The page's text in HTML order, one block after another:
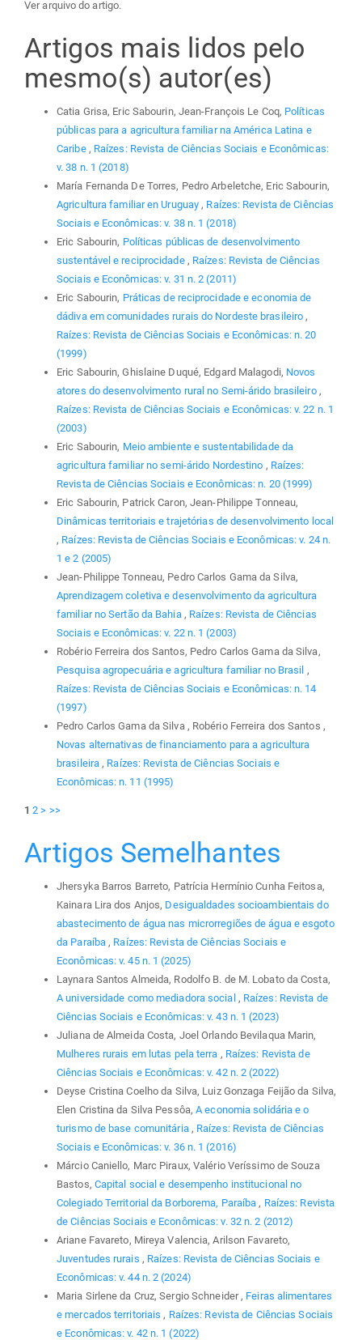
Ver arquivo do artigo.
Artigos mais lidos pelo
mesmo(s) autor(es)
Catia Grisa, Eric Sabourin, Jean-François Le Coq, Políticas
públicas para a agricultura familiar na América Latina e
Caribe , Raízes: Revista de Ciências Sociais e Econômicas:
v. 38 n. 1 (2018)
María Fernanda De Torres, Pedro Arbeletche, Eric Sabourin,
Agricultura familiar en Uruguay, Raízes: Revista de Ciências
Sociais e Econômicas: v. 38 n. 1 (2018)
Eric Sabourin, Políticas públicas de desenvolvimento
sustentável e reciprocidade , Raízes: Revista de Ciências
Sociais e Econômicas: v. 31 n. 2 (2011)
Eric Sabourin, Práticas de reciprocidade e economia de
dádiva em comunidades rurais do Nordeste brasileiro,
Raízes: Revista de Ciências Sociais e Econômicas: n. 20
(1999)
Eric Sabourin, Ghislaine Duqué, Edgard Malagodi, Novos
atores do desenvolvimento rural no Semi-árido brasileiro ,
Raízes: Revista de Ciências Sociais e Econômicas: v. 22 n. 1
(2003)
Eric Sabourin, Meio ambiente e sustentabilidade da
agricultura familiar no semi-árido Nordestino , Raízes:
Revista de Ciências Sociais e Econômicas: n. 20 (1999)
Eric Sabourin, Patrick Caron, Jean-Philippe Tonneau,
Dinâmicas territoriais e trajetórias de desenvolvimento local
, Raízes: Revista de Ciências Sociais e Econômicas: v. 24 n.
1 e 2 (2005)
Jean-Philippe Tonneau, Pedro Carlos Gama da Silva,
Aprendizagem coletiva e desenvolvimento da agricultura
familiar no Sertão da Bahia , Raízes: Revista de Ciências
Sociais e Econômicas: v. 22 n. 1 (2003)
Robério Ferreira dos Santos, Pedro Carlos Gama da Silva,
Pesquisa agropecuária e agricultura familiar no Brasil ,
Raízes: Revista de Ciências Sociais e Econômicas: n. 14
(1997)
Pedro Carlos Gama da Silva , Robério Ferreira dos Santos ,
Novas alternativas de financiamento para a agricultura
brasileira, Raízes: Revista de Ciências Sociais e
Econômicas: n. 11 (1995)
1 2 > >>
Artigos Semelhantes
Jhersyka Barros Barreto, Patrícia Hermínio Cunha Feitosa,
Kainara Lira dos Anjos, Desigualdades socioambientais do
abastecimento de água nas microrregiões de água e esgoto
da Paraíba, Raízes: Revista de Ciências Sociais e
Econômicas: v. 45 n. 1 (2025)
Laynara Santos Almeida, Rodolfo B. de M. Lobato da Costa,
A universidade como mediadora social , Raízes: Revista de
Ciências Sociais e Econômicas: v. 43 n. 1 (2023)
Juliana de Almeida Costa, Joel Orlando Bevilaqua Marin,
Mulheres rurais em lutas pela terra , Raízes: Revista de
Ciências Sociais e Econômicas: v. 42 n. 2 (2022)
Deyse Cristina Coelho da Silva, Luiz Gonzaga Feijão da Silva,
Elen Cristina da Silva Pessôa,A economia solidária e o
turismo de base comunitária , Raízes: Revista de Ciências
Sociais e Econômicas: v. 36 n. 1 (2016)
Márcio Caniello, Marc Piraux, Valério Veríssimo de Souza
Bastos, Capital social e desempenho institucional no
Colegiado Territorial da Borborema, Paraíba, Raízes: Revista
de Ciências Sociais e Econômicas: v. 32 n. 2 (2012)
Ariane Favareto, Mireya Valencia, Arilson Favareto,
Juventudes rurais , Raízes: Revista de Ciências Sociais e
Econômicas: v. 44 n. 2 (2024)
Maria Sirlene da Cruz, Sergio Schneider , Feiras alimentares
e mercados territoriais, Raízes: Revista de Ciências Sociais
e Econômicas: v. 42 n. 1 (2022)